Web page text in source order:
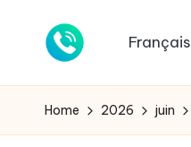
Français
Home 2026 juin